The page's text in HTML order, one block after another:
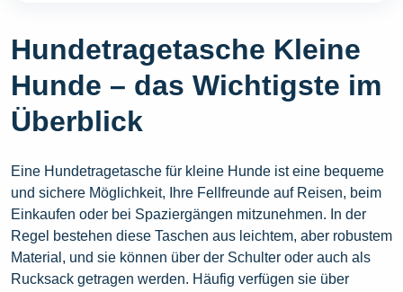
Hundetragetasche Kleine
Hunde – das Wichtigste im
Überblick
Eine Hundetragetasche für kleine Hunde ist eine bequeme
und sichere Möglichkeit, Ihre Fellfreunde auf Reisen, beim
Einkaufen oder bei Spaziergängen mitzunehmen. In der
Regel bestehen diese Taschen aus leichtem, aber robustem
Material, und sie können über der Schulter oder auch als
Rucksack getragen werden. Häufig verfügen sie über